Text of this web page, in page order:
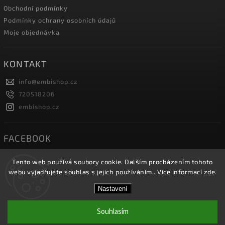
Tento web používá soubory cookie. Dalším procházením tohoto
webu vyjadřujete souhlas s jejich používáním.. Více informacízde.
Nastavení
Souhlasím
Obchodní podmínky
Podmínky ochrany osobních údajů
Moje objednávka
KONTAKT
info@embishop.cz
720518206
embishop.cz
FACEBOOK
Embishop.cz. Všechna práva vyhrazena.
Shoptet| DesignShoptak.cz.